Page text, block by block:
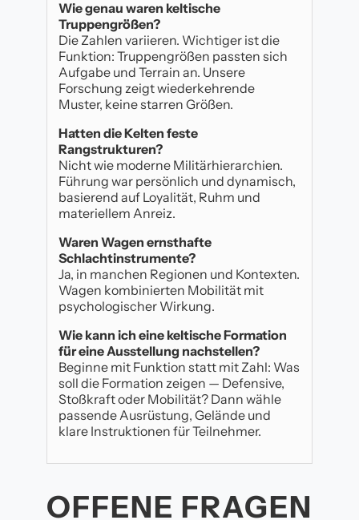
Wie genau waren keltische
Truppengrößen?
Die Zahlen variieren. Wichtiger ist die
Funktion: Truppengrößen passten sich
Aufgabe und Terrain an. Unsere
Forschung zeigt wiederkehrende
Muster, keine starren Größen.
Hatten die Kelten feste
Rangstrukturen?
Nicht wie moderne Militärhierarchien.
Führung war persönlich und dynamisch,
basierend auf Loyalität, Ruhm und
materiellem Anreiz.
Waren Wagen ernsthafte
Schlachtinstrumente?
Ja, in manchen Regionen und Kontexten.
Wagen kombinierten Mobilität mit
psychologischer Wirkung.
Wie kann ich eine keltische Formation
für eine Ausstellung nachstellen?
Beginne mit Funktion statt mit Zahl: Was
soll die Formation zeigen — Defensive,
Stoßkraft oder Mobilität? Dann wähle
passende Ausrüstung, Gelände und
klare Instruktionen für Teilnehmer.
OFFENE FRAGEN